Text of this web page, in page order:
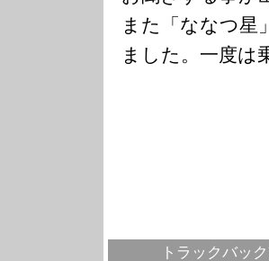
また「ななつ星
ました。一度は
トラックバッ